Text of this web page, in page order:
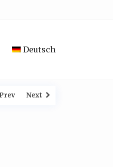
Deutsch
Prev Next